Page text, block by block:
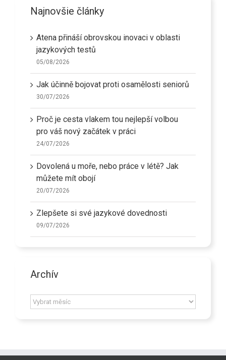
Najnovšie články
Atena přináší obrovskou inovaci v oblasti
jazykových testů
05/08/2026
Jak účinně bojovat proti osamělosti seniorů
30/07/2026
Proč je cesta vlakem tou nejlepší volbou
pro váš nový začátek v práci
24/07/2026
Dovolená u moře, nebo práce v létě? Jak
můžete mít obojí
20/07/2026
Zlepšete si své jazykové dovednosti
09/07/2026
Archív
Archív